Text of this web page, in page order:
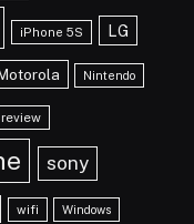
iPhone 5S LG
Nintendo
review
sony
wifi Windows